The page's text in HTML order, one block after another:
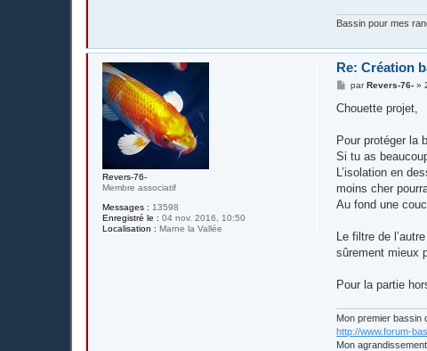
Bassin pour mes
Revers-76-
Membre associatif
Messages : 13598
Enregistré le : 04 nov. 2016, 10:50
Localisation : Marne la Vallée
Re: Création
M
s
g
parRevers-76- »
Chouette projet,
Pour protéger la
Si tu as
L’isolation en
moins cher
Au fond une
Le filtre de
sûrement mieux
Pour la partie
Mon premier bassin
http://www.forum-
Mon